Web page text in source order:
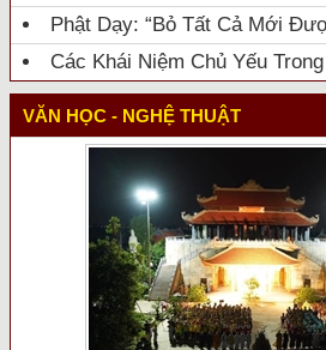
Phật Dạy: “Bỏ Tất Cả Mới
Các Khái Niệm Chủ Yếu
VĂN HỌC - NGHỆ THUẬT